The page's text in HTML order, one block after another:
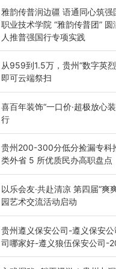
能西南市场创新发展 （7月27
雅韵传普润边疆 语通同心筑
职业技术学院 “雅韵传普团”
人推普强国行专项实践
为扎实推进2026“千团万人推
期社会实践，牢牢紧扣 “雅韵
从959到1.5万，贵州“数字英
即可云端祭扫
八一建军节到来之际，由贵州
导，贵阳市退役军人事务局联
喜百年装饰“一口价·超极放心
行
2026年7月31日，喜百年装饰
装”新品发布会在贵阳隆重举
贵州200-300分低分捡漏专科
类外省 5 所优质民办高职盘点
在贵州省高考志愿填报体系
考生可选择的省内工科、新能
以乐会友·共赴清凉 第四届“爽
园艺术交流活动启动
七月的贵阳，清风送爽，第四
声”校园管弦乐（合唱）艺术
贵州遵义保安公司-遵义保安
司哪家好-遵义狼伍保安公司-
在遵义，不管是企业园区运营